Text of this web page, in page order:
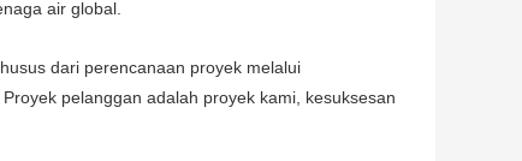
air global.
dari perencanaan proyek melalui
pelanggan adalah proyek kami, kesuksesan